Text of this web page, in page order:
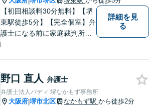
【初回相談料30分無料】【堺
東駅徒歩5分】【完全個室】弁
護士になる前に家庭裁判所で
ので、家庭裁判所の事件を中
心に丁寧に対応したいと思っ
ています。
詳細を見
る
野口 直人 弁護士
弁護士法人バディ 堺なかもず事務所
大阪府|堺市北区 なかもず駅 から徒歩2分